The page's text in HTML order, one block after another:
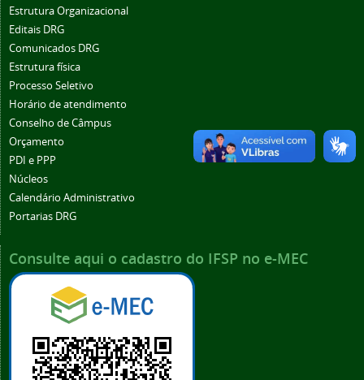
Estrutura Organizacional
Editais DRG
Comunicados DRG
Estrutura física
Processo Seletivo
Horário de atendimento
Conselho de Câmpus
Orçamento
PDI e PPP
Núcleos
Calendário Administrativo
Portarias DRG
Consulte aqui o cadastro do IFSP no e-MEC